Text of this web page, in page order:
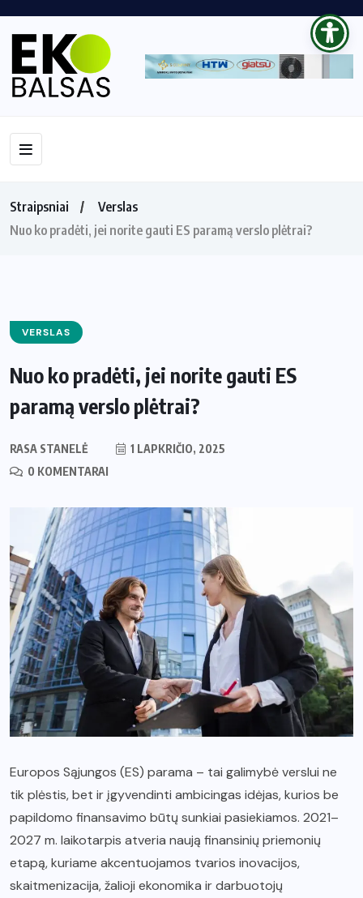
Straipsniai
Verslas
Nuo ko pradėti, jei norite gauti ES paramą verslo plėtrai?
VERSLAS
Nuo ko pradėti, jei norite gauti ES
paramą verslo plėtrai?
RASA STANELĖ
1 LAPKRIČIO, 2025
0 KOMENTARAI
Europos Sąjungos (ES) parama – tai galimybė verslui ne
tik plėstis, bet ir įgyvendinti ambicingas idėjas, kurios be
papildomo finansavimo būtų sunkiai pasiekiamos. 2021–
2027 m. laikotarpis atveria naują finansinių priemonių
etapą, kuriame akcentuojamos tvarios inovacijos,
skaitmenizacija, žalioji ekonomika ir darbuotojų